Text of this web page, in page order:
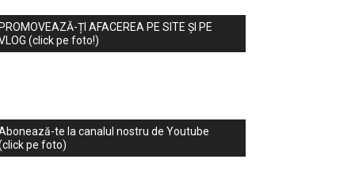
PROMOVEAZĂ-ȚI AFACEREA PE SITE ȘI PE
(click pe foto!)
te la canalul nostru de Youtube
pe foto)